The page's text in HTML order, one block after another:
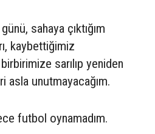
sahaya çıktığım
kaybettiğimiz
sarılıp yeniden
asla unutmayacağım.
futbol oynamadım.